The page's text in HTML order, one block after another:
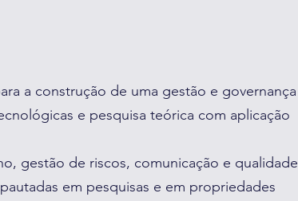
a construção de uma gestão e governança
e pesquisa teórica com aplicação
gestão de riscos, comunicação e qualidade
em pesquisas e em propriedades